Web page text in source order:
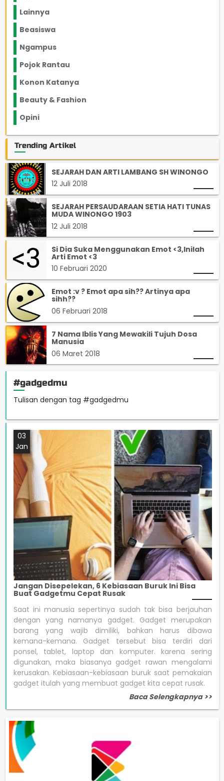
Lainnya
Beasiswa
Ngampus
Pojok Rantau
Konon Katanya
Beauty & Fashion
Opini
Trending Artikel
SEJARAH DAN ARTI LAMBANG SH WINONGO
12 Juli 2018
SEJARAH PERSAUDARAAN SETIA HATI TUNAS
MUDA WINONGO 1903
12 Juli 2018
Si Dia Suka Menggunakan Emot <3,Inilah
Arti Emot <3
10 Februari 2020
Emot :v ? Emot apa sih?? Artinya apa
sihh??
06 Februari 2018
7 Nama Iblis Yang Mewakili Tujuh Dosa
Manusia
06 Maret 2018
#gadgedmu
Tulisan dengan tag #gadgedmu
03
Jan
Jangan Disepelekan, 6 Kebiasaan Buruk Ini Bisa
Buat Gadgetmu Cepat Rusak
Saat ini manusia sepertinya sudah tak bisa berjauhan
dengan yang namanya gadget. Gadget merupakan
barang yang wajib dimiliki, bahkan harus dibawa
kemana-kemana. Gadget tersebut bisa terdiri dari
ponsel, tablet, laptop dan komputer. karena sering
digunakan, maka biasanya gadget rawan mengalami
kerusakan. Kebiasaan-kebiasaan buruk saat pemakaian
gadget itulah yang membuat gadget kita cepat rusak.
Baca Selengkapnya >>